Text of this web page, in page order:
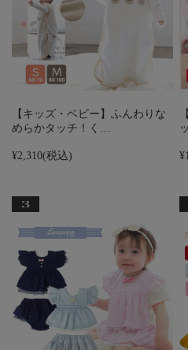
【キッズ・ベビー】ふんわりな
めらかタッチ！く…
¥2,310(税込)